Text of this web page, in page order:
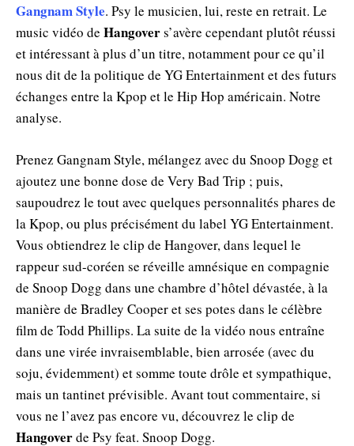
Gangnam Style. Psy le musicien, lui, reste en retrait. Le
music vidéo de Hangovers’avère cependant plutôt réussi
et intéressant à plus d’un titre, notamment pour ce qu’il
nous dit de la politique de YG Entertainment et des futurs
échanges entre la Kpop et le Hip Hop américain. Notre
analyse.
Prenez Gangnam Style, mélangez avec du Snoop Dogg et
ajoutez une bonne dose de Very Bad Trip ; puis,
saupoudrez le tout avec quelques personnalités phares de
la Kpop, ou plus précisément du label YG Entertainment.
Vous obtiendrez le clip de Hangover, dans lequel le
rappeur sud-coréen se réveille amnésique en compagnie
de Snoop Dogg dans une chambre d’hôtel dévastée, à la
manière de Bradley Cooper et ses potes dans le célèbre
film de Todd Phillips. La suite de la vidéo nous entraîne
dans une virée invraisemblable, bien arrosée (avec du
soju, évidemment) et somme toute drôle et sympathique,
mais un tantinet prévisible. Avant tout commentaire, si
vous ne l’avez pas encore vu, découvrez le clip de
Hangoverde Psy feat. Snoop Dogg.